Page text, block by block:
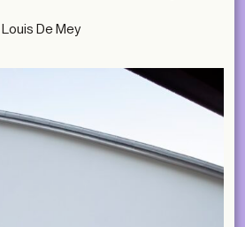
Louis De Mey